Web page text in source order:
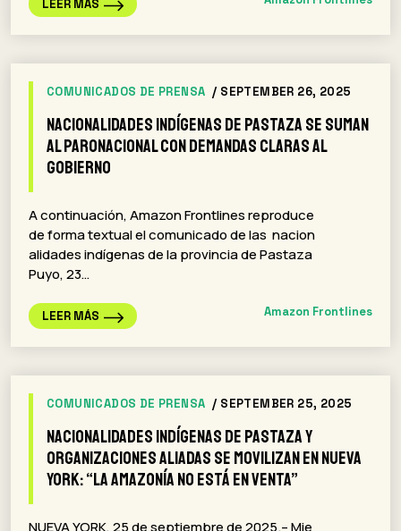
LEER MÁS
COMUNICADOS DE PRENSA / SEPTEMBER 26, 2025
Nacionalidades indígenas de Pastaza se suman
al paronacional con demandas claras al
gobierno
A continuación, Amazon Frontlines reproduce
de forma textual el comunicado de las nacion
alidades indígenas de la provincia de Pastaza
Puyo, 23…
LEER MÁS Amazon Frontlines
COMUNICADOS DE PRENSA / SEPTEMBER 25, 2025
Nacionalidades indígenas de Pastaza y
organizaciones aliadas se movilizan en Nueva
York: “La Amazonía no está en venta”
NUEVA YORK, 25 de septiembre de 2025.– Mie